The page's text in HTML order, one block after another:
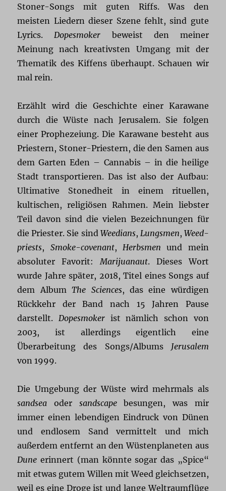
Stoner-Songs mit guten Riffs. Was den
meisten Liedern dieser Szene fehlt, sind gute
Lyrics. Dopesmoker beweist den meiner
Meinung nach kreativsten Umgang mit der
Thematik des Kiffens überhaupt. Schauen wir
mal rein.
Erzählt wird die Geschichte einer Karawane
durch die Wüste nach Jerusalem. Sie folgen
einer Prophezeiung. Die Karawane besteht aus
Priestern, Stoner-Priestern, die den Samen aus
dem Garten Eden – Cannabis – in die heilige
Stadt transportieren. Das ist also der Aufbau:
Ultimative Stonedheit in einem rituellen,
kultischen, religiösen Rahmen. Mein liebster
Teil davon sind die vielen Bezeichnungen für
die Priester. Sie sind Weedians, Lungsmen, Weed-
priests, Smoke-covenant, Herbsmen und mein
absoluter Favorit: Marijuanaut. Dieses Wort
wurde Jahre später, 2018, Titel eines Songs auf
dem AlbumThe Sciences, das eine würdigen
Rückkehr der Band nach 15 Jahren Pause
darstellt. Dopesmoker ist nämlich schon von
2003, ist allerdings eigentlich eine
Überarbeitung des Songs/Albums Jerusalem
von 1999.
Die Umgebung der Wüste wird mehrmals als
sandsea oder sandscapebesungen, was mir
immer einen lebendigen Eindruck von Dünen
und endlosem Sand vermittelt und mich
außerdem entfernt an den Wüstenplaneten aus
Dune erinnert (man könnte sogar das „Spice“
mit etwas gutem Willen mit Weed gleichsetzen,
weil es eine Droge ist und lange Weltraumflüge